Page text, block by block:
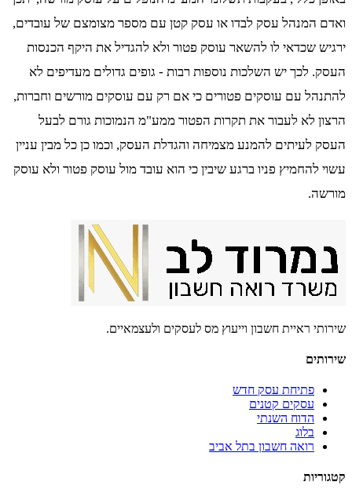
ואדם המנהל עסק לבדו או עסק קטן עם מספר מצומצם של עובדים,
ירגיש שכדאי לו להשאר עוסק פטור ולא להגדיל את היקף הכנסות
העסק. לכך יש השלכות נוספות רבות - גופים גדולים מעדיפים לא
להתנהל עם עוסקים פטורים כי אם רק עם עוסקים מורשים וחברות,
הרצון לא לעבור את תקרות הפטור ממע"מ הנמוכות גורם לבעל
העסק לעיתים להמנע מצמיחה והגדלת העסק, וכמו כן כל מבין עניין
עשוי להחמיץ פניו ברגע שיבין כי הוא עובד מול עוסק פטור ולא עוסק
מורשה.
שירותי ראיית חשבון וייעוץ מס לעסקים ולעצמאיים.
שירותים
פתיחת עסק חדש
עסקים קטנים
הדוח השנתי
בלוג
רואה חשבון בתל אביב
קטגוריות